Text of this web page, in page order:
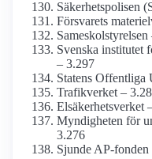
Säkerhets­polisen
Försvarets
Svenska institutet
– 3.297
Statens Offentliga
Trafikverket –
Elsäkerhets­verket
Myndigheten för
3.276
Sjunde AP-